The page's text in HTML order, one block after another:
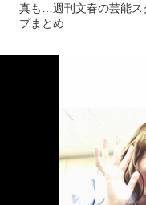
真も…週刊文春の芸能ス
プまとめ